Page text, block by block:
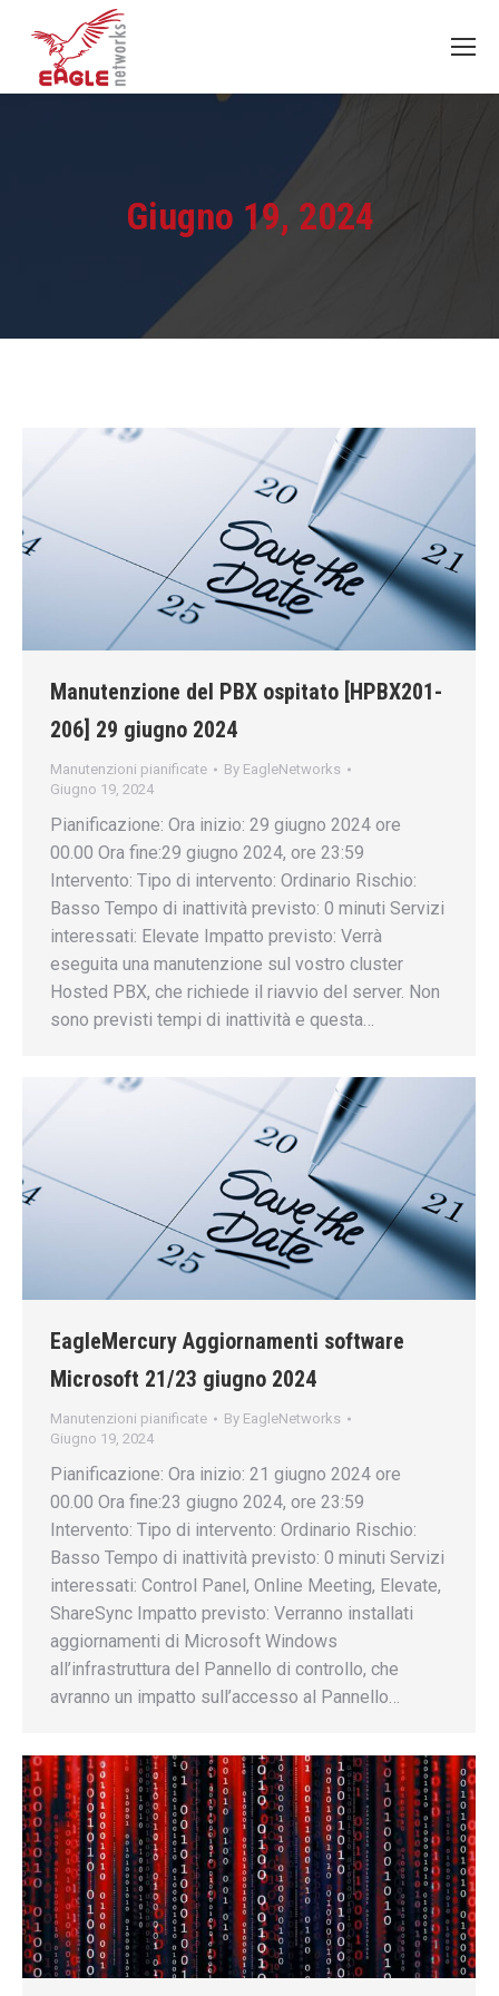
Giugno 19, 2024
Manutenzione del PBX ospitato [HPBX201-
206] 29 giugno 2024
Manutenzioni pianificate By EagleNetworks
Giugno 19, 2024
Pianificazione: Ora inizio: 29 giugno 2024 ore
00.00 Ora fine:29 giugno 2024, ore 23:59
Intervento: Tipo di intervento: Ordinario Rischio:
Basso Tempo di inattività previsto: 0 minuti Servizi
interessati: Elevate Impatto previsto: Verrà
eseguita una manutenzione sul vostro cluster
Hosted PBX, che richiede il riavvio del server. Non
sono previsti tempi di inattività e questa…
EagleMercury Aggiornamenti software
Microsoft 21/23 giugno 2024
Manutenzioni pianificate By EagleNetworks
Giugno 19, 2024
Pianificazione: Ora inizio: 21 giugno 2024 ore
00.00 Ora fine:23 giugno 2024, ore 23:59
Intervento: Tipo di intervento: Ordinario Rischio:
Basso Tempo di inattività previsto: 0 minuti Servizi
interessati: Control Panel, Online Meeting, Elevate,
ShareSync Impatto previsto: Verranno installati
aggiornamenti di Microsoft Windows
all’infrastruttura del Pannello di controllo, che
avranno un impatto sull’accesso al Pannello…